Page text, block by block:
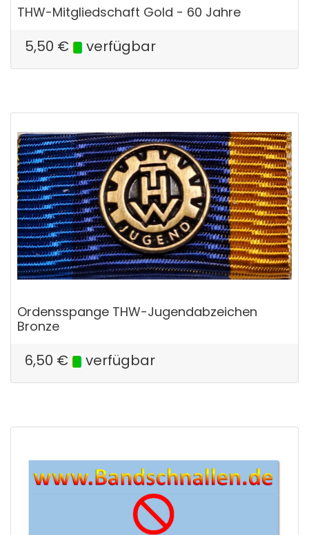
THW-Mitgliedschaft Gold - 60 Jahre
5,50 € verfügbar
Ordensspange THW-Jugendabzeichen
Bronze
6,50 € verfügbar